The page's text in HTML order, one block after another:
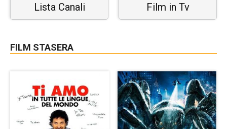
Lista Canali Film in Tv
FILM STASERA